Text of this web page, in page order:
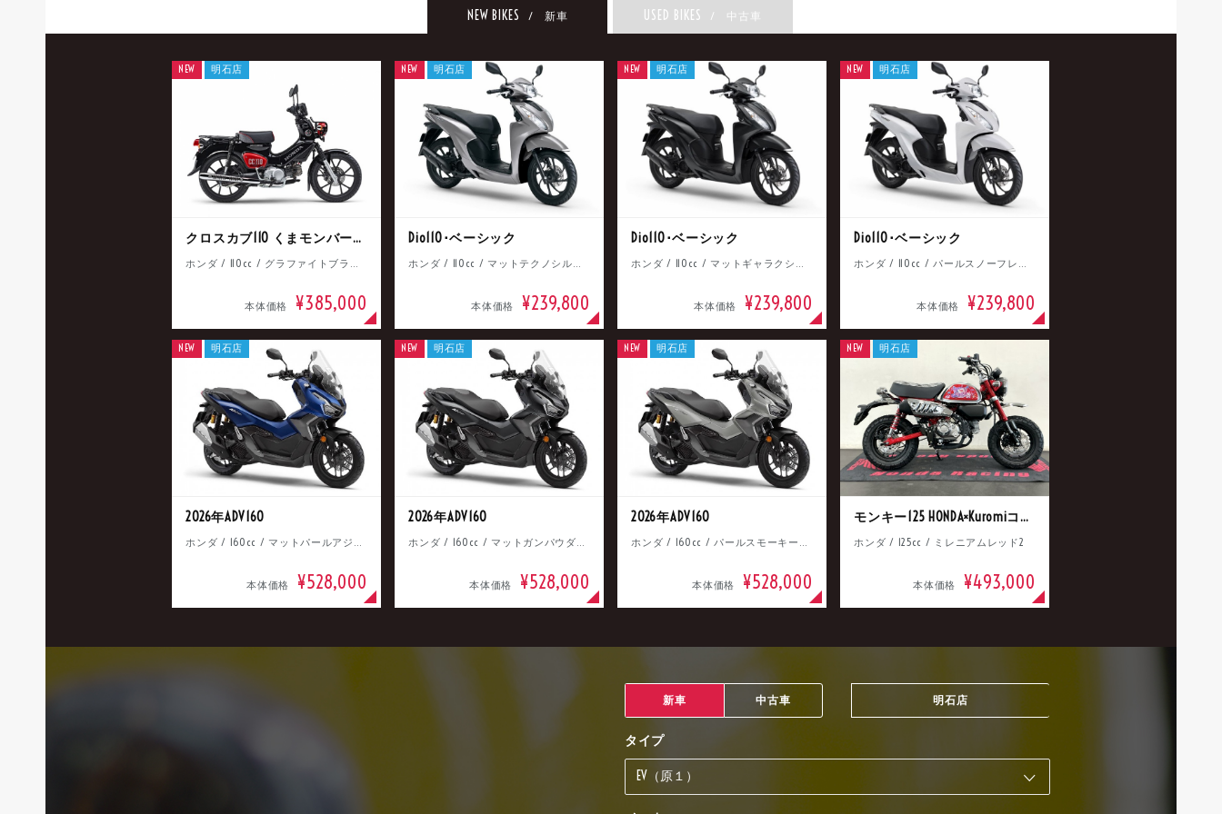
NEW BIKES / 新車 USED BIKES / 中古車
クロスカブ110 くまモンバージョン
ホンダ / 110cc / グラファイトブラック
本体価格 ¥385,000
NEW 明石店
Dio110･ベーシック
ホンダ / 110cc / マットテクノシルバーメタリック
本体価格 ¥239,800
NEW 明石店
Dio110･ベーシック
ホンダ / 110cc / マットギャラクシーブラックメタリック
本体価格 ¥239,800
NEW 明石店
Dio110･ベーシック
ホンダ / 110cc / パールスノーフレークホワイト
本体価格 ¥239,800
NEW 明石店
2026年ADV160
ホンダ / 160cc / マットパールアジャイルブルー
本体価格 ¥528,000
NEW 明石店
2026年ADV160
ホンダ / 160cc / マットガンパウダーブラックメタリック
本体価格 ¥528,000
NEW 明石店
2026年ADV160
ホンダ / 160cc / パールスモーキーグレー
本体価格 ¥528,000
NEW 明石店
モンキー125 HONDA×Kuromiコラボ
ホンダ / 125cc / ミレニアムレッド2
本体価格 ¥493,000
NEW 明石店
新車 中古車 明石店
タイプ